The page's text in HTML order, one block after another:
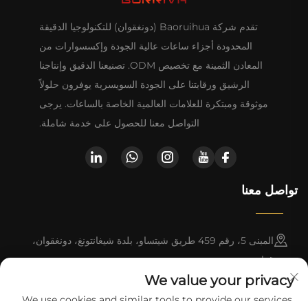
تقدم شركة Baoruihua (دونغقوان) للتكنولوجيا الدقيقة
المحدودة أجزاء ساعات عالية الجودة وإكسسوارات من
المعادن الثمينة مع تخصيص ODM. تصنيعنا الدقيق وإنتاجنا
الرشيق ورقابتنا على الجودة السويسرية يوفرون حلولاً
موثوقة ومبتكرة للعلامات العالمية الخاصة بالساعات. يرجى
التواصل معنا للحصول على خدمة شاملة.
تواصل معنا
المبنى 5، رقم 459 طريق شيتساو، بلدة شيغانتونغ، دونغقوان،
قوانغدونغ
+86-13790150928
We value your privacy